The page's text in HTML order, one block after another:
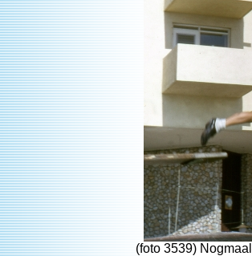
(foto 3539)